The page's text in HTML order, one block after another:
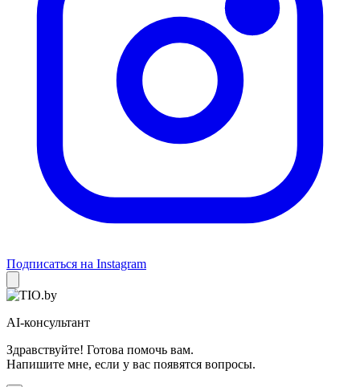
Подписаться на Instagram
AI-консультант
Здравствуйте! Готова помочь вам.
Напишите мне, если у вас появятся вопросы.